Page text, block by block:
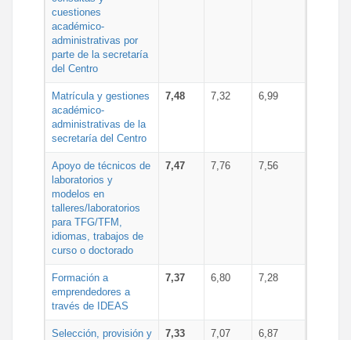
cuestiones
académico-
administrativas por
parte de la secretaría
del Centro
Matrícula y gestiones
académico-
administrativas de la
secretaría del Centro
7,48 7,32 6,99
Apoyo de técnicos de
laboratorios y
modelos en
talleres/laboratorios
para TFG/TFM,
idiomas, trabajos de
curso o doctorado
7,47 7,76 7,56
Formación a
emprendedores a
través de IDEAS
7,37 6,80 7,28
Selección, provisión y
7,33 7,07 6,87